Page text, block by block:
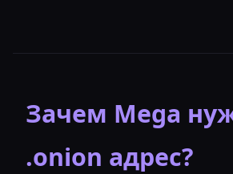
Зачем Mega
.onion адрес?